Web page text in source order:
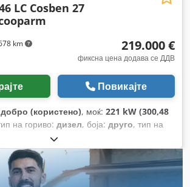
km
LC Cosben 27
219.000 €
фиксна цена додава се ДДВ
Повикајте
(користено), моќ: 221 kW (300,48
на гориво: дизел, боја: друго, тип на
, Година на изградба:
клима уред,